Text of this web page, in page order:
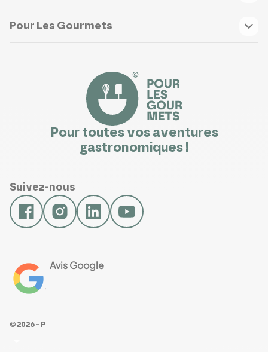
Pour Les Gourmets
Pour toutes vos aventures
gastronomiques !
Suivez-nous
Avis Google
Voir les 461 avis
© 2026 - Pour Les Gourmets